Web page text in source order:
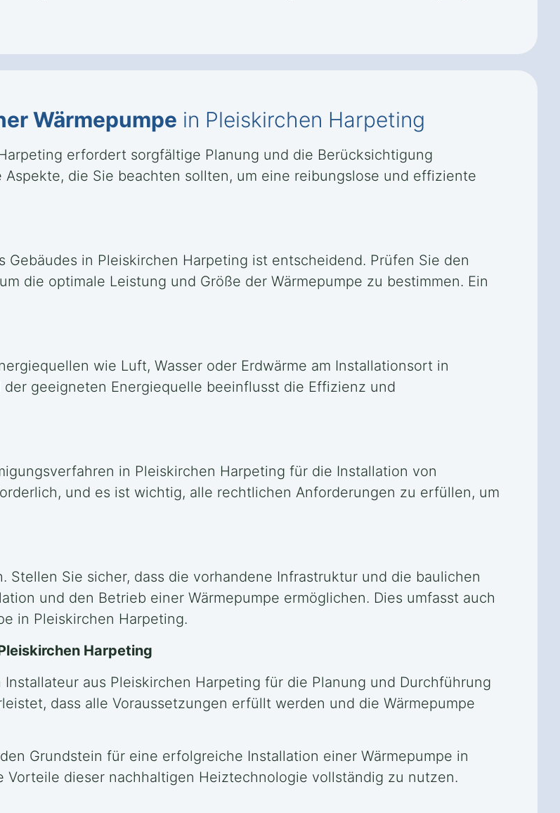
Wärmepumpe in Pleiskirchen Harpeting
erfordert sorgfältige Planung und die Berücksichtigung
die Sie beachten sollten, um eine reibungslose und effiziente
Gebäudes in Pleiskirchen Harpeting ist entscheidend. Prüfen Sie den
die optimale Leistung und Größe der Wärmepumpe zu bestimmen. Ein
wie Luft, Wasser oder Erdwärme am Installationsort in
geeigneten Energiequelle beeinflusst die Effizienz und
in Pleiskirchen Harpeting für die Installation von
und es ist wichtig, alle rechtlichen Anforderungen zu erfüllen, um
Sie sicher, dass die vorhandene Infrastruktur und die baulichen
und den Betrieb einer Wärmepumpe ermöglichen. Dies umfasst auch
in Pleiskirchen Harpeting.
Harpeting
aus Pleiskirchen Harpeting für die Planung und Durchführung
dass alle Voraussetzungen erfüllt werden und die Wärmepumpe
Grundstein für eine erfolgreiche Installation einer Wärmepumpe in
dieser nachhaltigen Heiztechnologie vollständig zu nutzen.